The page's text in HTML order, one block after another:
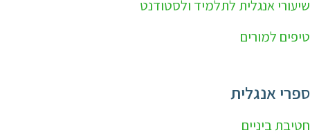
שיעורי אנגלית לתלמיד ולסטודנט
טיפים למורים
ספרי אנגלית
חטיבת ביניים